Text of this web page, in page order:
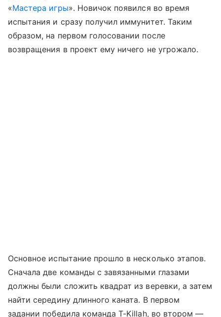
«Мастера игры». Новичок появился во время
испытания и сразу получил иммунитет. Таким
образом, на первом голосовании после
возвращения в проект ему ничего не угрожало.
Основное испытание прошло в несколько этапов.
Сначала две команды с завязанными глазами
должны были сложить квадрат из веревки, а затем
найти середину длинного каната. В первом
задании победила команда T-Killah, во втором —